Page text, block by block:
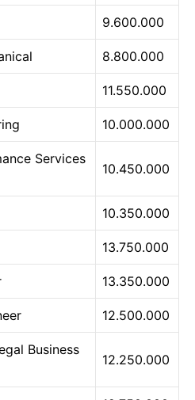
9.600.000
8.800.000
11.550.000
10.000.000
Services
10.450.000
10.350.000
13.750.000
13.350.000
12.500.000
Business
12.250.000